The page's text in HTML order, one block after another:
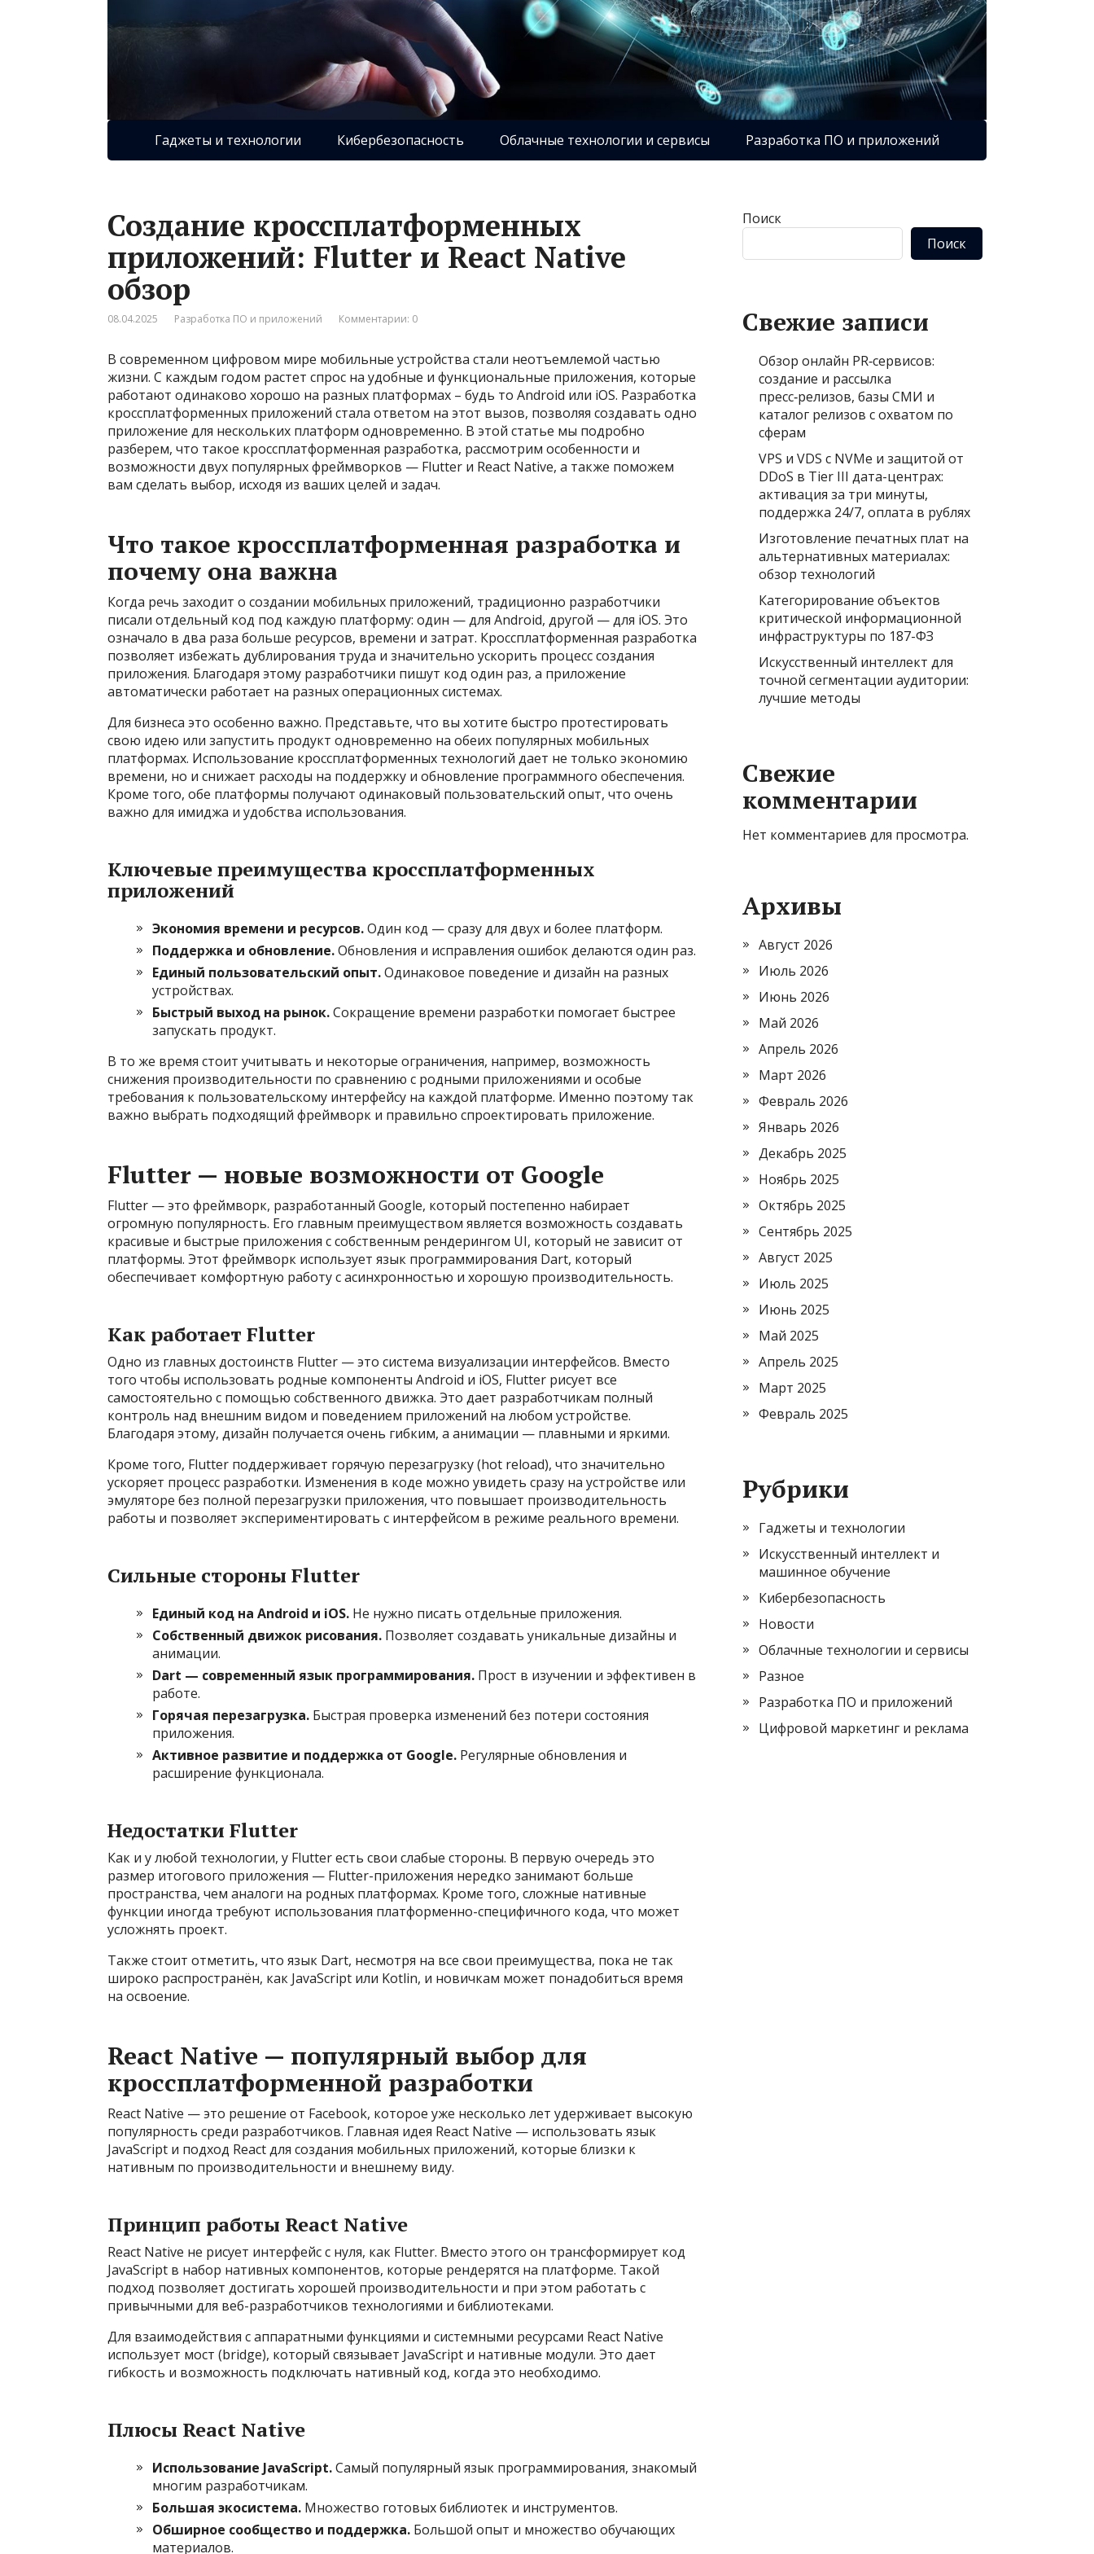
Гаджеты и технологии Кибербезопасность Облачные технологии и сервисы Разработка ПО и приложений
Создание кроссплатформенных
приложений: Flutter и React Native
обзор
08.04.2025 Разработка ПО и приложений Комментарии: 0
В современном цифровом мире мобильные устройства стали неотъемлемой частью
жизни. С каждым годом растет спрос на удобные и функциональные приложения, которые
работают одинаково хорошо на разных платформах – будь то Android или iOS. Разработка
кроссплатформенных приложений стала ответом на этот вызов, позволяя создавать одно
приложение для нескольких платформ одновременно. В этой статье мы подробно
разберем, что такое кроссплатформенная разработка, рассмотрим особенности и
возможности двух популярных фреймворков — Flutter и React Native, а также поможем
вам сделать выбор, исходя из ваших целей и задач.
Что такое кроссплатформенная разработка и
почему она важна
Когда речь заходит о создании мобильных приложений, традиционно разработчики
писали отдельный код под каждую платформу: один — для Android, другой — для iOS. Это
означало в два раза больше ресурсов, времени и затрат. Кроссплатформенная разработка
позволяет избежать дублирования труда и значительно ускорить процесс создания
приложения. Благодаря этому разработчики пишут код один раз, а приложение
автоматически работает на разных операционных системах.
Для бизнеса это особенно важно. Представьте, что вы хотите быстро протестировать
свою идею или запустить продукт одновременно на обеих популярных мобильных
платформах. Использование кроссплатформенных технологий дает не только экономию
времени, но и снижает расходы на поддержку и обновление программного обеспечения.
Кроме того, обе платформы получают одинаковый пользовательский опыт, что очень
важно для имиджа и удобства использования.
Ключевые преимущества кроссплатформенных
приложений
Экономия времени и ресурсов.Один код — сразу для двух и более платформ.
Поддержка и обновление.Обновления и исправления ошибок делаются один раз.
Единый пользовательский опыт.Одинаковое поведение и дизайн на разных
устройствах.
Быстрый выход на рынок.Сокращение времени разработки помогает быстрее
запускать продукт.
В то же время стоит учитывать и некоторые ограничения, например, возможность
снижения производительности по сравнению с родными приложениями и особые
требования к пользовательскому интерфейсу на каждой платформе. Именно поэтому так
важно выбрать подходящий фреймворк и правильно спроектировать приложение.
Flutter — новые возможности от Google
Flutter — это фреймворк, разработанный Google, который постепенно набирает
огромную популярность. Его главным преимуществом является возможность создавать
красивые и быстрые приложения с собственным рендерингом UI, который не зависит от
платформы. Этот фреймворк использует язык программирования Dart, который
обеспечивает комфортную работу с асинхронностью и хорошую производительность.
Как работает Flutter
Одно из главных достоинств Flutter — это система визуализации интерфейсов. Вместо
того чтобы использовать родные компоненты Android и iOS, Flutter рисует все
самостоятельно с помощью собственного движка. Это дает разработчикам полный
контроль над внешним видом и поведением приложений на любом устройстве.
Благодаря этому, дизайн получается очень гибким, а анимации — плавными и яркими.
Кроме того, Flutter поддерживает горячую перезагрузку (hot reload), что значительно
ускоряет процесс разработки. Изменения в коде можно увидеть сразу на устройстве или
эмуляторе без полной перезагрузки приложения, что повышает производительность
работы и позволяет экспериментировать с интерфейсом в режиме реального времени.
Сильные стороны Flutter
Единый код на Android и iOS. Не нужно писать отдельные приложения.
Собственный движок рисования. Позволяет создавать уникальные дизайны и
анимации.
Dart — современный язык программирования. Прост в изучении и эффективен в
работе.
Горячая перезагрузка. Быстрая проверка изменений без потери состояния
приложения.
Активное развитие и поддержка от Google. Регулярные обновления и
расширение функционала.
Недостатки Flutter
Как и у любой технологии, у Flutter есть свои слабые стороны. В первую очередь это
размер итогового приложения — Flutter-приложения нередко занимают больше
пространства, чем аналоги на родных платформах. Кроме того, сложные нативные
функции иногда требуют использования платформенно-специфичного кода, что может
усложнять проект.
Также стоит отметить, что язык Dart, несмотря на все свои преимущества, пока не так
широко распространён, как JavaScript или Kotlin, и новичкам может понадобиться время
на освоение.
React Native — популярный выбор для
кроссплатформенной разработки
React Native — это решение от Facebook, которое уже несколько лет удерживает высокую
популярность среди разработчиков. Главная идея React Native — использовать язык
JavaScript и подход React для создания мобильных приложений, которые близки к
нативным по производительности и внешнему виду.
Принцип работы React Native
React Native не рисует интерфейс с нуля, как Flutter. Вместо этого он трансформирует код
JavaScript в набор нативных компонентов, которые рендерятся на платформе. Такой
подход позволяет достигать хорошей производительности и при этом работать с
привычными для веб-разработчиков технологиями и библиотеками.
Для взаимодействия с аппаратными функциями и системными ресурсами React Native
использует мост (bridge), который связывает JavaScript и нативные модули. Это дает
гибкость и возможность подключать нативный код, когда это необходимо.
Плюсы React Native
Использование JavaScript.Самый популярный язык программирования, знакомый
многим разработчикам.
Большая экосистема. Множество готовых библиотек и инструментов.
Обширное сообщество и поддержка. Большой опыт и множество обучающих
материалов.
Поиск
Поиск
Свежие записи
Обзор онлайн PR‑сервисов:
создание и рассылка
пресс‑релизов, базы СМИ и
каталог релизов с охватом по
сферам
VPS и VDS с NVMe и защитой от
DDoS в Tier III дата-центрах:
активация за три минуты,
поддержка 24/7, оплата в рублях
Изготовление печатных плат на
альтернативных материалах:
обзор технологий
Категорирование объектов
критической информационной
инфраструктуры по 187-ФЗ
Искусственный интеллект для
точной сегментации аудитории:
лучшие методы
Свежие
комментарии
Нет комментариев для просмотра.
Архивы
Август 2026
Июль 2026
Июнь 2026
Май 2026
Апрель 2026
Март 2026
Февраль 2026
Январь 2026
Декабрь 2025
Ноябрь 2025
Октябрь 2025
Сентябрь 2025
Август 2025
Июль 2025
Июнь 2025
Май 2025
Апрель 2025
Март 2025
Февраль 2025
Рубрики
Гаджеты и технологии
Искусственный интеллект и
машинное обучение
Кибербезопасность
Новости
Облачные технологии и сервисы
Разное
Разработка ПО и приложений
Цифровой маркетинг и реклама